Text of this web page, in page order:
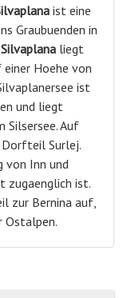
ist eine
Graubuenden in
Silvaplana liegt
Hoehe von
ist
und liegt
Silsersee. Auf
Dorfteil Surlej.
von Inn und
zugaenglich ist.
zur Bernina auf,
Ostalpen.